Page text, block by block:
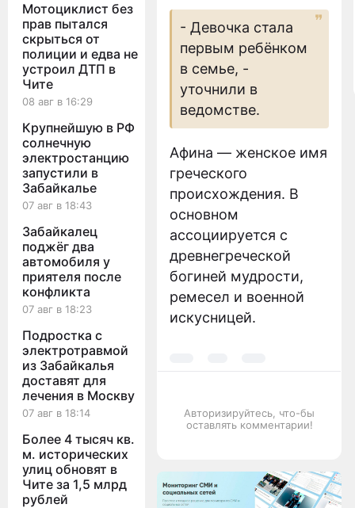
Мотоциклист без
прав пытался
скрыться от
полиции и едва не
устроил ДТП в
Чите
08 авг в 16:29
Крупнейшую в РФ
солнечную
электростанцию
запустили в
Забайкалье
07 авг в 18:43
Забайкалец
поджёг два
автомобиля у
приятеля после
конфликта
07 авг в 18:23
Подростка с
электротравмой
из Забайкалья
доставят для
лечения в Москву
07 авг в 18:14
Более 4 тысяч кв.
м. исторических
улиц обновят в
Чите за 1,5 млрд
рублей
- Девочка стала
первым ребёнком
в семье, -
уточнили в
ведомстве.
Афина — женское имя
греческого
происхождения. В
основном
ассоциируется с
древнегреческой
богиней мудрости,
ремесел и военной
искусницей.
Авторизируйтесь, что-бы
оставлять комментарии!